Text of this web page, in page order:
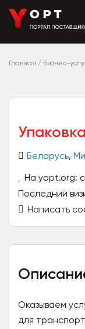
Главная / Бизнес-
Беларусь,
На yopt.org:
Последний
Написать
Оказываем
для